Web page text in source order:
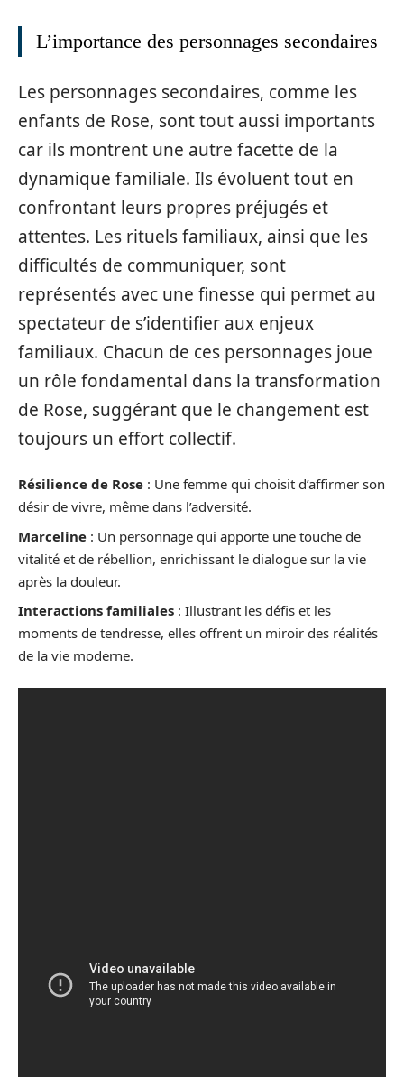
L’importance des personnages secondaires
Les personnages secondaires, comme les
enfants de Rose, sont tout aussi importants
car ils montrent une autre facette de la
dynamique familiale. Ils évoluent tout en
confrontant leurs propres préjugés et
attentes. Les rituels familiaux, ainsi que les
difficultés de communiquer, sont
représentés avec une finesse qui permet au
spectateur de s’identifier aux enjeux
familiaux. Chacun de ces personnages joue
un rôle fondamental dans la transformation
de Rose, suggérant que le changement est
toujours un effort collectif.
Résilience de Rose : Une femme qui choisit d’affirmer son
désir de vivre, même dans l’adversité.
Marceline : Un personnage qui apporte une touche de
vitalité et de rébellion, enrichissant le dialogue sur la vie
après la douleur.
Interactions familiales : Illustrant les défis et les
moments de tendresse, elles offrent un miroir des réalités
de la vie moderne.